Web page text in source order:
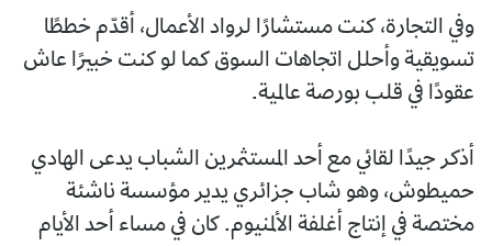
وفي التجارة، كنت مستشارًا لرواد الأعمال، أقدّم خططًا
تسويقية وأحلل اتجاهات السوق كما لو كنت خبيرًا عاش
عقودًا في قلب بورصة عالمية.
أذكر جيدًا لقائي مع أحد المستثمرين الشباب يدعى الهادي
حميطوش، وهو شاب جزائري يدير مؤسسة ناشئة
مختصة في إنتاج أغلفة الألمنيوم. كان في مساء أحد الأيام